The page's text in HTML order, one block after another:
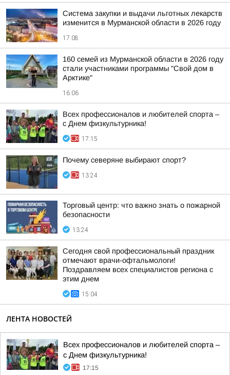
Система закупки и выдачи льготных лекарств
изменится в Мурманской области в 2026 году
17:08
160 семей из Мурманской области в 2026 году
стали участниками программы "Свой дом в
Арктике"
16:06
Всех профессионалов и любителей спорта –
с Днем физкультурника!
17:15
Почему северяне выбирают спорт?
13:24
Торговый центр: что важно знать о пожарной
безопасности
13:24
Сегодня свой профессиональный праздник
отмечают врачи-офтальмологи!
Поздравляем всех специалистов региона с
этим днем
15:04
ЛЕНТА НОВОСТЕЙ
Всех профессионалов и любителей спорта –
с Днем физкультурника!
17:15